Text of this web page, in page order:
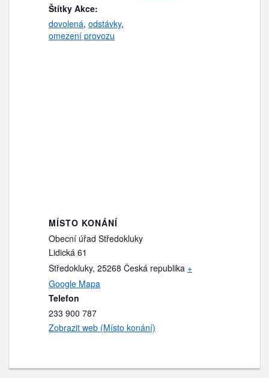
Štítky Akce:
dovolená, odstávky,
omezení provozu
MÍSTO KONÁNÍ
Obecní úřad Středokluky
Lidická 61
Středokluky, 25268 Česká republika +
Google Mapa
Telefon
233 900 787
Zobrazit web (Místo konání)